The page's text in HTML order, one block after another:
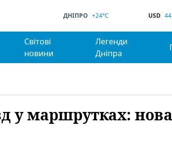
ДНІПРО +24°C USD
Світові
новини
Легенди
Дніпра
у маршрутках: